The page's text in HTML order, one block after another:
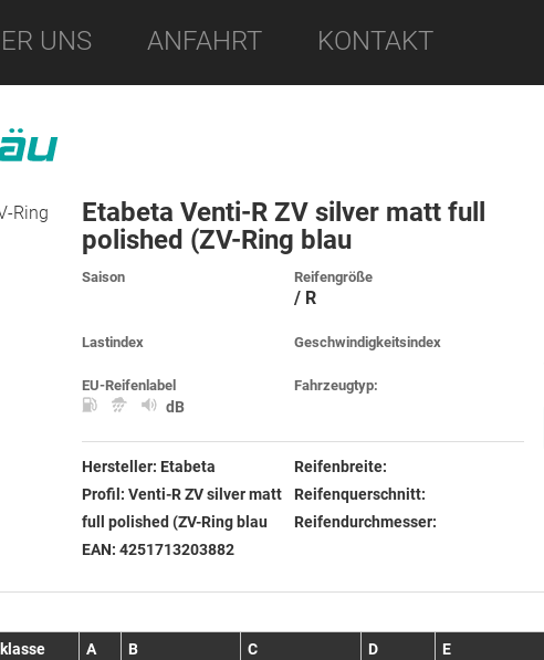
UNS ANFAHRT KONTAKT
Etabeta Venti-R ZV silver matt full
polished (ZV-Ring blau
Saison Reifengröße
/ R
Lastindex Geschwindigkeitsindex
EU-Reifenlabel
dB
Fahrzeugtyp:
Hersteller: Etabeta
Profil:Venti-R ZV silver matt
full polished (ZV-Ring blau
EAN:4251713203882
Reifenbreite:
Reifenquerschnitt:
Reifendurchmesser:
A B C D E